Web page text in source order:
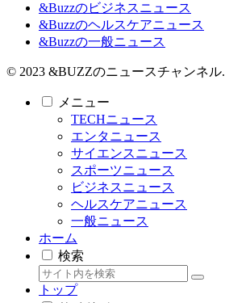
&Buzzのビジネスニュース
&Buzzのヘルスケアニュース
&Buzzの一般ニュース
© 2023 &BUZZのニュースチャンネル.
メニュー
TECHニュース
エンタニュース
サイエンスニュース
スポーツニュース
ビジネスニュース
ヘルスケアニュース
一般ニュース
ホーム
検索
トップ